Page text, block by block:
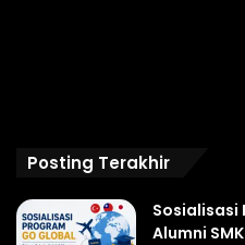
Posting Terakhir
Sosialisasi
Alumni